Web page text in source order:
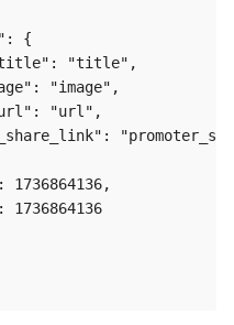
{
"title",
"image",
"url",
1736864136,
1736864136